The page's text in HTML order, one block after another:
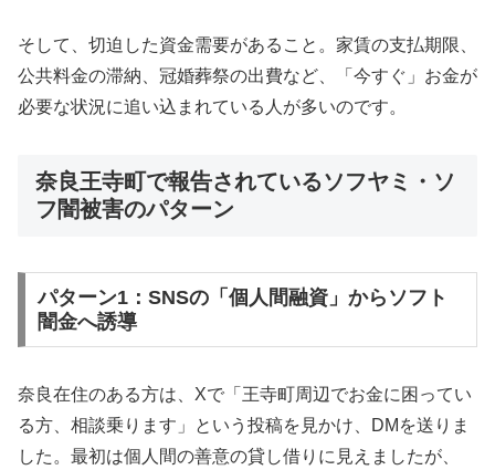
そして、切迫した資金需要があること。家賃の支払期限、
公共料金の滞納、冠婚葬祭の出費など、「今すぐ」お金が
必要な状況に追い込まれている人が多いのです。
奈良王寺町で報告されているソフヤミ・ソ
フ闇被害のパターン
パターン1：SNSの「個人間融資」からソフト
闇金へ誘導
奈良在住のある方は、Xで「王寺町周辺でお金に困ってい
る方、相談乗ります」という投稿を見かけ、DMを送りま
した。最初は個人間の善意の貸し借りに見えましたが、